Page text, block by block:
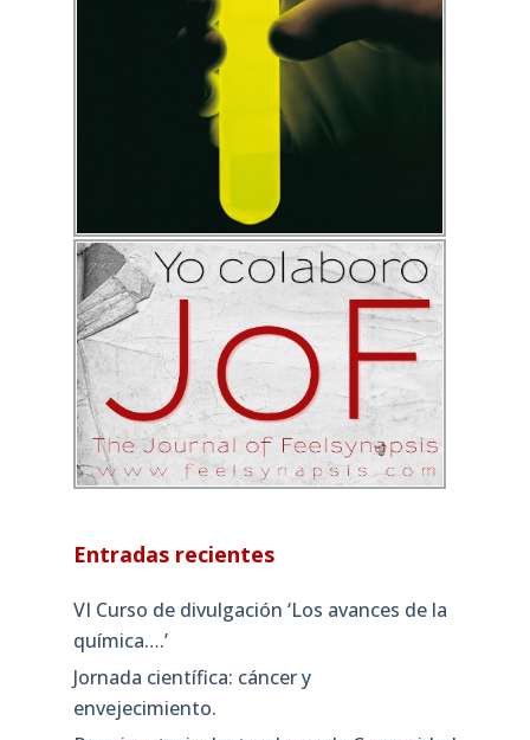
Entradas recientes
VI Curso de divulgación ‘Los avances de la
química….’
Jornada científica: cáncer y
envejecimiento.